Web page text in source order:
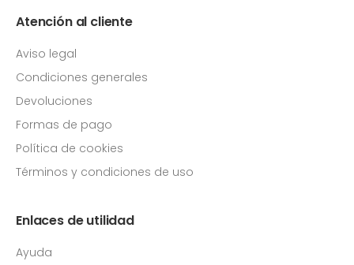
Atención al cliente
Aviso legal
Condiciones generales
Devoluciones
Formas de pago
Política de cookies
Términos y condiciones de uso
Enlaces de utilidad
Ayuda